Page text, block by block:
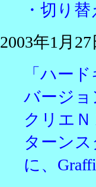
・切り
2003年1月27
「ハー
バージョ
クリエ
ターン
に、